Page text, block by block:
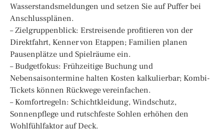
Wasserstandsmeldungen und setzen Sie auf Puffer bei
Anschlussplänen.
– Zielgruppenblick: Erstreisende profitieren von der
Direktfahrt, Kenner von Etappen; Familien planen
Pausenplätze und Spielräume ein.
– Budgetfokus: Frühzeitige Buchung und
Nebensaisontermine halten Kosten kalkulierbar; Kombi-
Tickets können Rückwege vereinfachen.
– Komfortregeln: Schichtkleidung, Windschutz,
Sonnenpflege und rutschfeste Sohlen erhöhen den
Wohlfühlfaktor auf Deck.